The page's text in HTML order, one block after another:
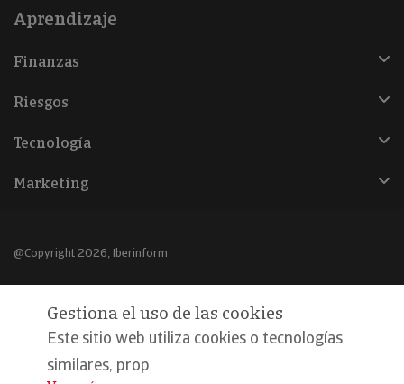
Aprendizaje
Finanzas
Riesgos
Tecnología
Marketing
@Copyright 2026, Iberinform
Declaración de privacidad
Gestiona el uso de las cookies
Este sitio web utiliza cookies o tecnologías
similares, prop